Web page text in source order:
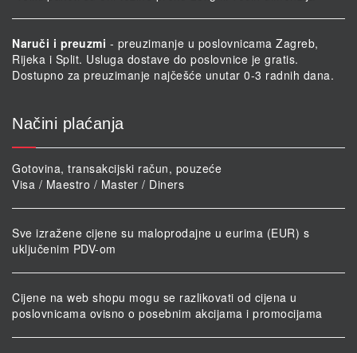
Naruči i preuzmi - preuzimanje u poslovnicama Zagreb,
Rijeka i Split. Usluga dostave do poslovnice je gratis.
Dostupno za preuzimanje najčešće unutar 0-3 radnih dana.
Načini plaćanja
Gotovina, transakcijski račun, pouzeće
Visa / Maestro / Master / Diners
Sve izražene cijene su maloprodajne u eurima (EUR) s
uključenim PDV-om
Cijene na web shopu mogu se razlikovati od cijena u
poslovnicama ovisno o posebnim akcijama i promocijama